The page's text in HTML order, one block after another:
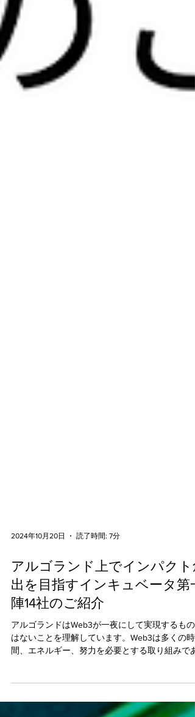
2024年10月20日 読了時間: 7分
アルゴランド上でインパクト
出を目指すインキュベータ第
アルゴランドはWeb3が一夜にして実現するもの
間、エネルギー、努力を必要とする取り組みであ